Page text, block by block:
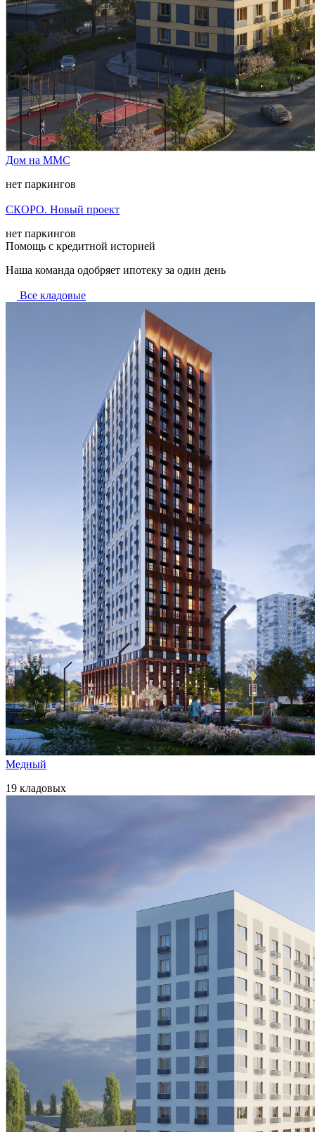
Дом на ММС
нет паркингов
СКОРО. Новый проект
нет паркингов
Помощь с кредитной историей
Наша команда одобряет ипотеку за один день
Все кладовые
Медный
19 кладовых